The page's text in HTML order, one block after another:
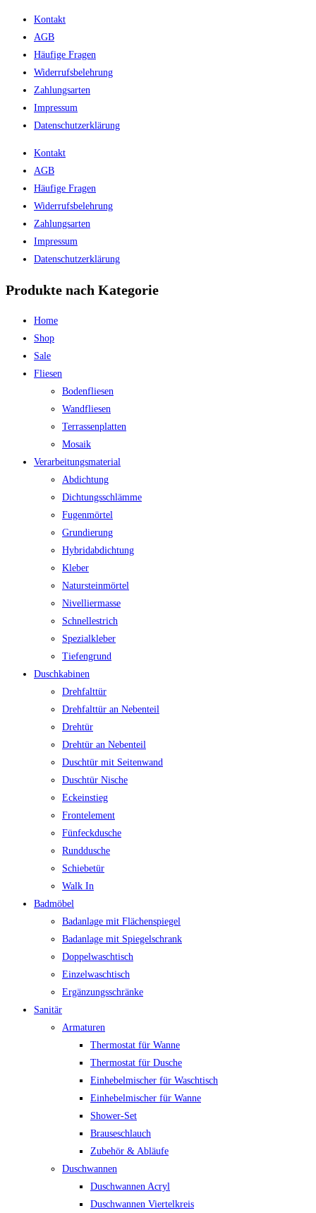
Kontakt
AGB
Häufige Fragen
Widerrufsbelehrung
Zahlungsarten
Impressum
Datenschutzerklärung
Kontakt
AGB
Häufige Fragen
Widerrufsbelehrung
Zahlungsarten
Impressum
Datenschutzerklärung
Produkte nach Kategorie
Home
Shop
Sale
Fliesen
Bodenfliesen
Wandfliesen
Terrassenplatten
Mosaik
Verarbeitungsmaterial
Abdichtung
Dichtungsschlämme
Fugenmörtel
Grundierung
Hybridabdichtung
Kleber
Natursteinmörtel
Nivelliermasse
Schnellestrich
Spezialkleber
Tiefengrund
Duschkabinen
Drehfalttür
Drehfalttür an Nebenteil
Drehtür
Drehtür an Nebenteil
Duschtür mit Seitenwand
Duschtür Nische
Eckeinstieg
Frontelement
Fünfeckdusche
Runddusche
Schiebetür
Walk In
Badmöbel
Badanlage mit Flächenspiegel
Badanlage mit Spiegelschrank
Doppelwaschtisch
Einzelwaschtisch
Ergänzungsschränke
Sanitär
Armaturen
Thermostat für Wanne
Thermostat für Dusche
Einhebelmischer für Waschtisch
Einhebelmischer für Wanne
Shower-Set
Brauseschlauch
Zubehör & Abläufe
Duschwannen
Duschwannen Acryl
Duschwannen Viertelkreis